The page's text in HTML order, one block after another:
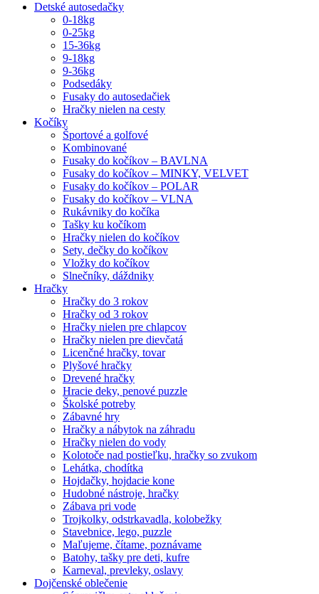
Detské autosedačky
0-18kg
0-25kg
15-36kg
9-18kg
9-36kg
Podsedáky
Fusaky do autosedačiek
Hračky nielen na cesty
Kočíky
Športové a golfové
Kombinované
Fusaky do kočíkov – BAVLNA
Fusaky do kočíkov – MINKY, VELVET
Fusaky do kočíkov – POLAR
Fusaky do kočíkov – VLNA
Rukávniky do kočíka
Tašky ku kočíkom
Hračky nielen do kočíkov
Sety, dečky do kočíkov
Vložky do kočíkov
Slnečníky, dáždniky
Hračky
Hračky do 3 rokov
Hračky od 3 rokov
Hračky nielen pre chlapcov
Hračky nielen pre dievčatá
Licenčné hračky, tovar
Plyšové hračky
Drevené hračky
Hracie deky, penové puzzle
Školské potreby
Zábavné hry
Hračky a nábytok na záhradu
Hračky nielen do vody
Kolotoče nad postieľku, hračky so zvukom
Lehátka, chodítka
Hojdačky, hojdacie kone
Hudobné nástroje, hračky
Zábava pri vode
Trojkolky, odstrkavadla, kolobežky
Stavebnice, lego, puzzle
Maľujeme, čítame, poznávame
Batohy, tašky pre deti, kufre
Karneval, prevleky, oslavy
Dojčenské oblečenie